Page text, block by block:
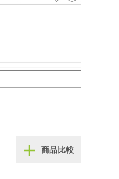
商品比較